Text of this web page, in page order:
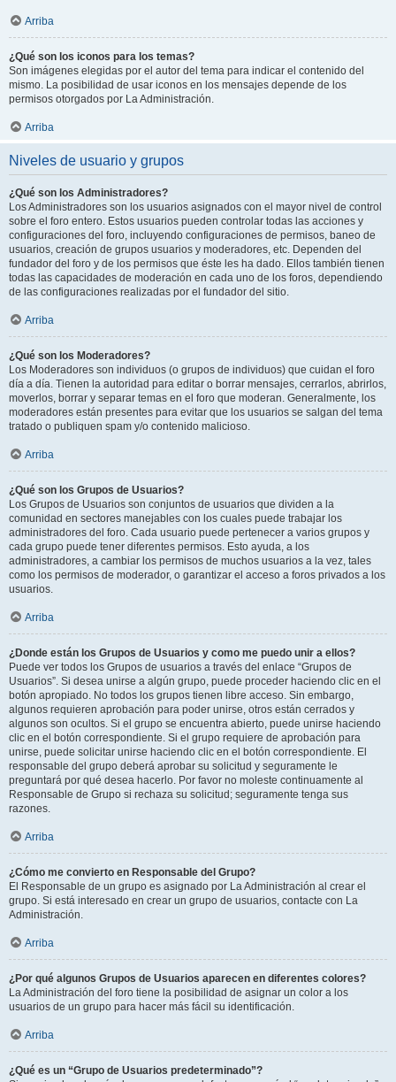
Arriba
¿Qué son los iconos para los temas?
Son imágenes elegidas por el autor del tema para indicar el contenido del
mismo. La posibilidad de usar iconos en los mensajes depende de los
permisos otorgados por La Administración.
Arriba
Niveles de usuario y grupos
¿Qué son los Administradores?
Los Administradores son los usuarios asignados con el mayor nivel de control
sobre el foro entero. Estos usuarios pueden controlar todas las acciones y
configuraciones del foro, incluyendo configuraciones de permisos, baneo de
usuarios, creación de grupos usuarios y moderadores, etc. Dependen del
fundador del foro y de los permisos que éste les ha dado. Ellos también tienen
todas las capacidades de moderación en cada uno de los foros, dependiendo
de las configuraciones realizadas por el fundador del sitio.
Arriba
¿Qué son los Moderadores?
Los Moderadores son individuos (o grupos de individuos) que cuidan el foro
día a día. Tienen la autoridad para editar o borrar mensajes, cerrarlos, abrirlos,
moverlos, borrar y separar temas en el foro que moderan. Generalmente, los
moderadores están presentes para evitar que los usuarios se salgan del tema
tratado o publiquen spam y/o contenido malicioso.
Arriba
¿Qué son los Grupos de Usuarios?
Los Grupos de Usuarios son conjuntos de usuarios que dividen a la
comunidad en sectores manejables con los cuales puede trabajar los
administradores del foro. Cada usuario puede pertenecer a varios grupos y
cada grupo puede tener diferentes permisos. Esto ayuda, a los
administradores, a cambiar los permisos de muchos usuarios a la vez, tales
como los permisos de moderador, o garantizar el acceso a foros privados a los
usuarios.
Arriba
¿Donde están los Grupos de Usuarios y como me puedo unir a ellos?
Puede ver todos los Grupos de usuarios a través del enlace “Grupos de
Usuarios”. Si desea unirse a algún grupo, puede proceder haciendo clic en el
botón apropiado. No todos los grupos tienen libre acceso. Sin embargo,
algunos requieren aprobación para poder unirse, otros están cerrados y
algunos son ocultos. Si el grupo se encuentra abierto, puede unirse haciendo
clic en el botón correspondiente. Si el grupo requiere de aprobación para
unirse, puede solicitar unirse haciendo clic en el botón correspondiente. El
responsable del grupo deberá aprobar su solicitud y seguramente le
preguntará por qué desea hacerlo. Por favor no moleste continuamente al
Responsable de Grupo si rechaza su solicitud; seguramente tenga sus
razones.
Arriba
¿Cómo me convierto en Responsable del Grupo?
El Responsable de un grupo es asignado por La Administración al crear el
grupo. Si está interesado en crear un grupo de usuarios, contacte con La
Administración.
Arriba
¿Por qué algunos Grupos de Usuarios aparecen en diferentes colores?
La Administración del foro tiene la posibilidad de asignar un color a los
usuarios de un grupo para hacer más fácil su identificación.
Arriba
¿Qué es un “Grupo de Usuarios predeterminado”?